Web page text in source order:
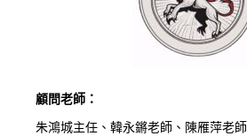
顧問老師：
朱鴻城主任、韓永鏘老師、陳雁萍老師